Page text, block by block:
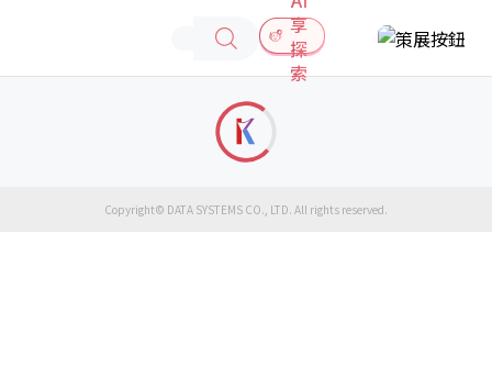
享
探
索
Copyright© DATA SYSTEMS CO., LTD. All rights reserved.